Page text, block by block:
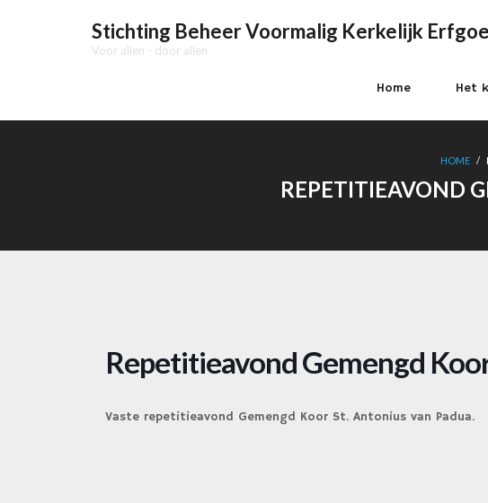
Stichting Beheer Voormalig Kerkelijk
Voor allen - door allen
Home Het
HOME /
REPETITIEAVOND
Repetitieavond Gemengd
Vaste repetitieavond Gemengd Koor St. Antonius van Padua.